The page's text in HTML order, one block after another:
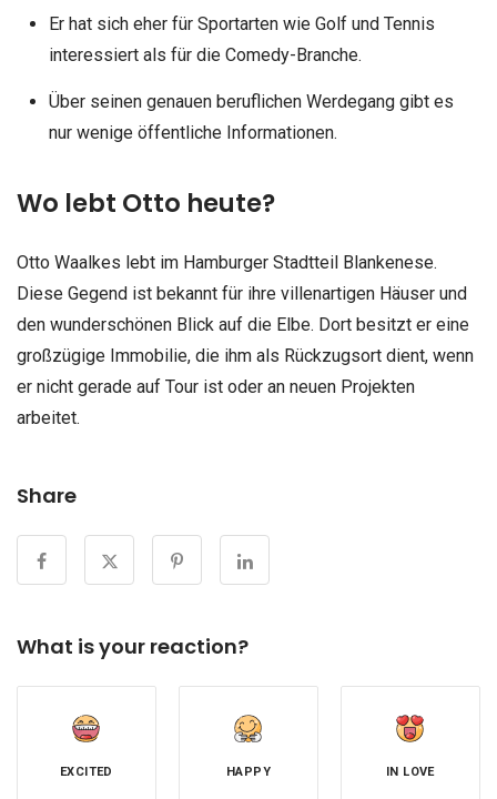
Er hat sich eher für Sportarten wie Golf und Tennis
interessiert als für die Comedy-Branche.
Über seinen genauen beruflichen Werdegang gibt es
nur wenige öffentliche Informationen.
Wo lebt Otto heute?
Otto Waalkes lebt im Hamburger Stadtteil Blankenese.
Diese Gegend ist bekannt für ihre villenartigen Häuser und
den wunderschönen Blick auf die Elbe. Dort besitzt er eine
großzügige Immobilie, die ihm als Rückzugsort dient, wenn
er nicht gerade auf Tour ist oder an neuen Projekten
arbeitet.
Share
What is your reaction?
EXCITED HAPPY IN LOVE